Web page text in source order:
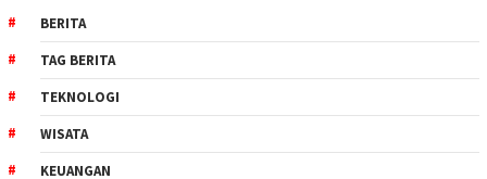
BERITA
TAG BERITA
TEKNOLOGI
WISATA
KEUANGAN